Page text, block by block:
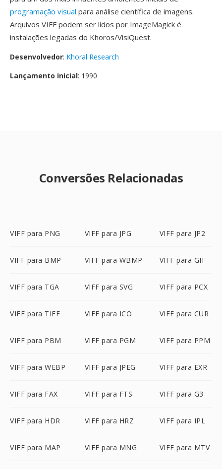
programação visual para análise científica de imagens.
Arquivos VIFF podem ser lidos por ImageMagick é
instalações legadas do Khoros/VisiQuest.
Desenvolvedor: Khoral Research
Lançamento inicial: 1990
Conversões Relacionadas
VIFF para PNG VIFF para JPG VIFF para JP2
VIFF para BMP VIFF para WBMP VIFF para GIF
VIFF para TGA VIFF para SVG VIFF para PCX
VIFF para TIFF VIFF para ICO VIFF para CUR
VIFF para PBM VIFF para PGM VIFF para PPM
VIFF para WEBP VIFF para JPEG VIFF para EXR
VIFF para FAX VIFF para FTS VIFF para G3
VIFF para HDR VIFF para HRZ VIFF para IPL
VIFF para MAP VIFF para MNG VIFF para MTV